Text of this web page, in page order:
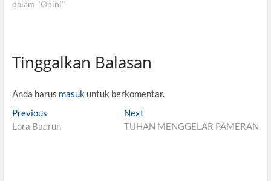
dalam "Opini"
Tinggalkan Balasan
Anda harus masukuntuk berkomentar.
N
a
Previous
r
Lora Badrun
Next
e
TUHAN MENGGELAR PAMERAN